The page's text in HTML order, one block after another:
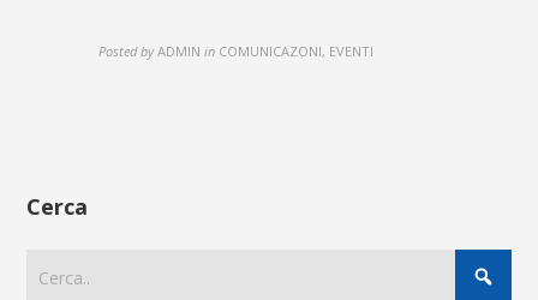
Posted by ADMIN in COMUNICAZONI, EVENTI
Cerca